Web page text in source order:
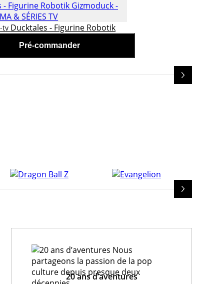
Pré-commander
tv Ducktales - Figurine Robotik
20 ans d’aventures